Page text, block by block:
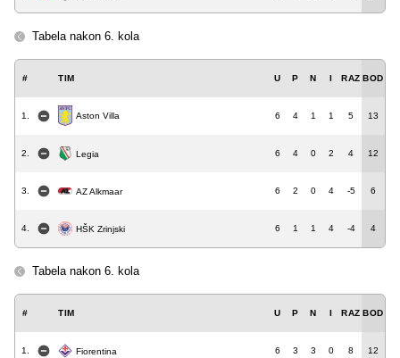
Tabela nakon 6. kola
# TIM U P N I RAZ BOD
1. Aston Villa 6 4 1 1 5 13
2. Legia 6 4 0 2 4 12
3. AZ Alkmaar 6 2 0 4 -5 6
4. HŠK Zrinjski 6 1 1 4 -4 4
Tabela nakon 6. kola
# TIM U P N I RAZ BOD
1. Fiorentina 6 3 3 0 8 12